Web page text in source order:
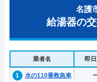
名護
給湯器の
業者名 即
水の110番救急車